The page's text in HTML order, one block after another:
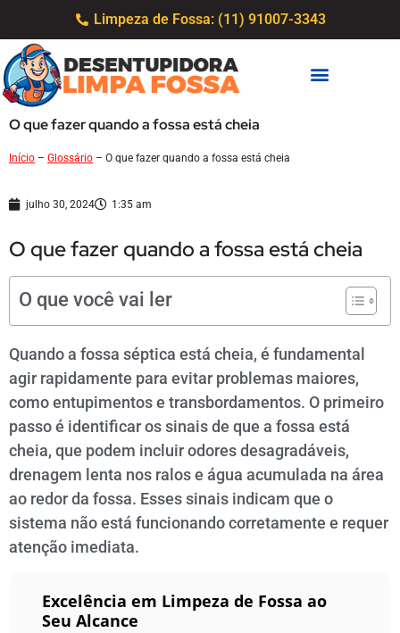
Limpeza de Fossa: (11) 91007-3343
O que fazer quando a fossa está cheia
Início – Glossário – O que fazer quando a fossa está cheia
julho 30, 2024 1:35 am
O que fazer quando a fossa está cheia
O que você vai ler
Quando a fossa séptica está cheia, é fundamental
agir rapidamente para evitar problemas maiores,
como entupimentos e transbordamentos. O primeiro
passo é identificar os sinais de que a fossa está
cheia, que podem incluir odores desagradáveis,
drenagem lenta nos ralos e água acumulada na área
ao redor da fossa. Esses sinais indicam que o
sistema não está funcionando corretamente e requer
atenção imediata.
Excelência em Limpeza de Fossa ao
Seu Alcance